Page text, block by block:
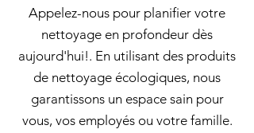
Appelez-nous pour planifier votre
nettoyage en profondeur dès
aujourd'hui!. En utilisant des produits
de nettoyage écologiques, nous
garantissons un espace sain pour
vous, vos employés ou votre famille.